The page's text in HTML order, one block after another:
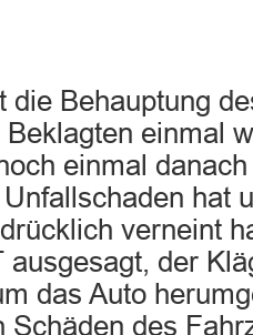
die Behauptung
einmal
einmal
hat
verneint
ausgesagt, der
das Auto
Schäden des